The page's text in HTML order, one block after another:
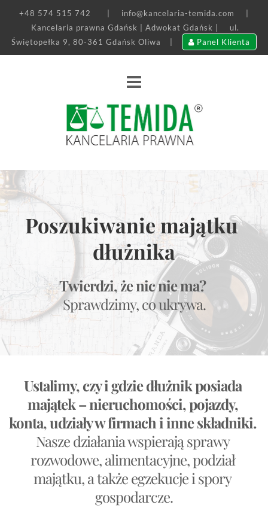
+48 574 515 742 info@kancelaria-temida.com
Kancelaria prawna Gdańsk | Adwokat Gdańsk |
ul.
Świętopełka 9, 80-361 Gdańsk Oliwa
Panel Klienta
Poszukiwanie majątku
dłużnika
Twierdzi, że nic nie ma?
Sprawdzimy, co ukrywa.
Ustalimy, czy i gdzie dłużnik posiada
majątek – nieruchomości, pojazdy,
konta, udziały w firmach i inne składniki.
Nasze działania wspierają sprawy
rozwodowe, alimentacyjne, podział
majątku, a także egzekucje i spory
gospodarcze.